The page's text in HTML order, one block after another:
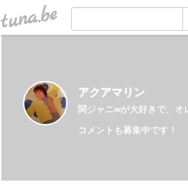
tuna.be
アクアマリン
関ジャニ∞が大好きで、オ
コメントも募集中です！